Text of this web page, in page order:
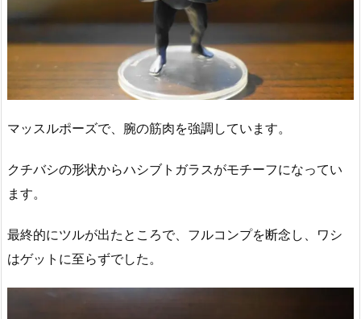
マッスルポーズで、腕の筋肉を強調しています。
クチバシの形状からハシブトガラスがモチーフになってい
ます。
最終的にツルが出たところで、フルコンプを断念し、ワシ
はゲットに至らずでした。